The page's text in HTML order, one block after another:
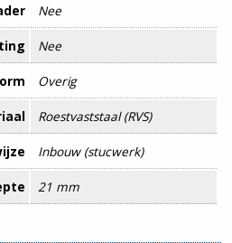
Nee
Nee
Overig
Roestvaststaal (RVS)
Inbouw (stucwerk)
21 mm